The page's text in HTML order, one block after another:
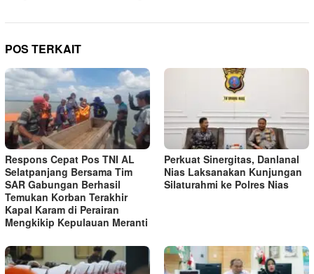
POS TERKAIT
Respons Cepat Pos TNI AL
Selatpanjang Bersama Tim
SAR Gabungan Berhasil
Temukan Korban Terakhir
Kapal Karam di Perairan
Mengkikip Kepulauan Meranti
Perkuat Sinergitas, Danlanal
Nias Laksanakan Kunjungan
Silaturahmi ke Polres Nias